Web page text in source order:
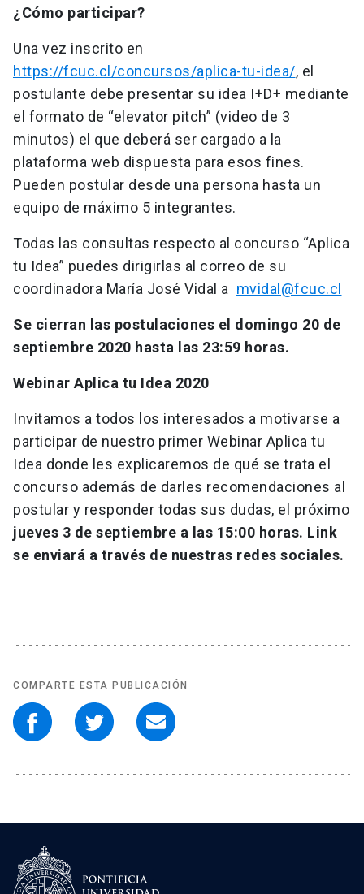
¿Cómo participar?
Una vez inscrito en
https://fcuc.cl/concursos/aplica-tu-idea/, el
postulante debe presentar su idea I+D+ mediante
el formato de “elevator pitch” (video de 3
minutos) el que deberá ser cargado a la
plataforma web dispuesta para esos fines.
Pueden postular desde una persona hasta un
equipo de máximo 5 integrantes.
Todas las consultas respecto al concurso “Aplica
tu Idea” puedes dirigirlas al correo de su
coordinadora María José Vidal a mvidal@fcuc.cl
Se cierran las postulaciones el domingo 20 de
septiembre 2020 hasta las 23:59 horas.
Webinar Aplica tu Idea 2020
Invitamos a todos los interesados a motivarse a
participar de nuestro primer Webinar Aplica tu
Idea donde les explicaremos de qué se trata el
concurso además de darles recomendaciones al
postular y responder todas sus dudas, el próximo
jueves 3 de septiembre a las 15:00 horas. Link
se enviará a través de nuestras redes sociales.
COMPARTE ESTA PUBLICACIÓN